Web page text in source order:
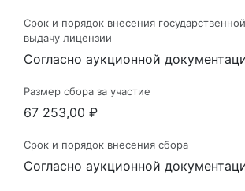
Срок и порядок внесения
выдачу лицензии
Согласно аукционной
Размер сбора за участие
67 253,00 ₽
Срок и порядок внесения сбора
Согласно аукционной